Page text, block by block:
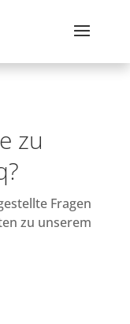
zu
Fragen
zu unserem